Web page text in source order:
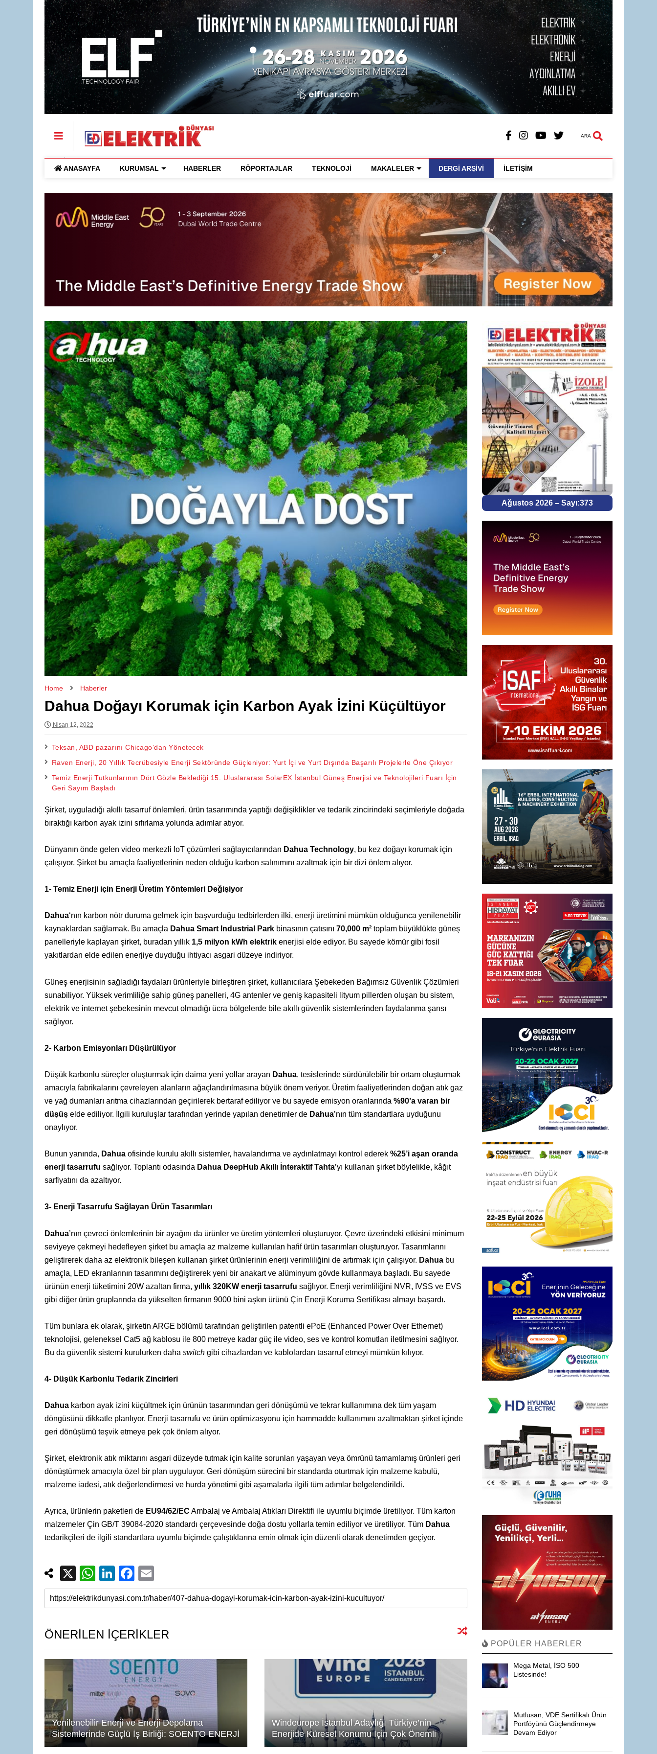
ARA
ANASAYFA KURUMSAL HABERLER RÖPORTAJLAR TEKNOLOJİ MAKALELER DERGİ ARŞİVİ İLETİŞİM
Home Haberler
Dahua Doğayı Korumak için Karbon Ayak İzini Küçültüyor
Nisan 12, 2022
Teksan, ABD pazarını Chicago’dan Yönetecek
Raven Enerji, 20 Yıllık Tecrübesiyle Enerji Sektöründe Güçleniyor: Yurt İçi ve Yurt Dışında Başarılı Projelerle Öne Çıkıyor
Temiz Enerji Tutkunlarının Dört Gözle Beklediği 15. Uluslararası SolarEX İstanbul Güneş Enerjisi ve Teknolojileri Fuarı İçin
Geri Sayım Başladı
Şirket, uyguladığı akıllı tasarruf önlemleri, ürün tasarımında yaptığı değişiklikler ve tedarik zincirindeki seçimleriyle doğada
bıraktığı karbon ayak izini sıfırlama yolunda adımlar atıyor.
Dünyanın önde gelen video merkezli IoT çözümleri sağlayıcılarından Dahua Technology, bu kez doğayı korumak için
çalışıyor. Şirket bu amaçla faaliyetlerinin neden olduğu karbon salınımını azaltmak için bir dizi önlem alıyor.
1- Temiz Enerji için Enerji Üretim Yöntemleri Değişiyor
Dahua‘nın karbon nötr duruma gelmek için başvurduğu tedbirlerden ilki, enerji üretimini mümkün olduğunca yenilenebilir
kaynaklardan sağlamak. Bu amaçla Dahua Smart Industrial Parkbinasının çatısını 70,000 m²toplam büyüklükte güneş
panelleriyle kaplayan şirket, buradan yıllık 1,5 milyon kWh elektrikenerjisi elde ediyor. Bu sayede kömür gibi fosil
yakıtlardan elde edilen enerjiye duyduğu ihtiyacı asgari düzeye indiriyor.
Güneş enerjisinin sağladığı faydaları ürünleriyle birleştiren şirket, kullanıcılara Şebekeden Bağımsız Güvenlik Çözümleri
sunabiliyor. Yüksek verimliliğe sahip güneş panelleri, 4G antenler ve geniş kapasiteli lityum pillerden oluşan bu sistem,
elektrik ve internet şebekesinin mevcut olmadığı ücra bölgelerde bile akıllı güvenlik sistemlerinden faydalanma şansı
sağlıyor.
2- Karbon Emisyonları Düşürülüyor
Düşük karbonlu süreçler oluşturmak için daima yeni yollar arayan Dahua, tesislerinde sürdürülebilir bir ortam oluşturmak
amacıyla fabrikalarını çevreleyen alanların ağaçlandırılmasına büyük önem veriyor. Üretim faaliyetlerinden doğan atık gaz
ve yağ dumanları arıtma cihazlarından geçirilerek bertaraf ediliyor ve bu sayede emisyon oranlarında %90’a varan bir
düşüşelde ediliyor. İlgili kuruluşlar tarafından yerinde yapılan denetimler de Dahua’nın tüm standartlara uyduğunu
onaylıyor.
Bunun yanında, Dahuaofisinde kurulu akıllı sistemler, havalandırma ve aydınlatmayı kontrol ederek %25’i aşan oranda
enerji tasarrufu sağlıyor. Toplantı odasında Dahua DeepHub Akıllı İnteraktif Tahta’yı kullanan şirket böylelikle, kâğıt
sarfiyatını da azaltıyor.
3- Enerji Tasarrufu Sağlayan Ürün Tasarımları
Dahua’nın çevreci önlemlerinin bir ayağını da ürünler ve üretim yöntemleri oluşturuyor. Çevre üzerindeki etkisini minimum
seviyeye çekmeyi hedefleyen şirket bu amaçla az malzeme kullanılan hafif ürün tasarımları oluşturuyor. Tasarımlarını
geliştirerek daha az elektronik bileşen kullanan şirket ürünlerinin enerji verimliliğini de artırmak için çalışıyor. Dahuabu
amaçla, LED ekranlarının tasarımını değiştirerek yeni bir anakart ve alüminyum gövde kullanmaya başladı. Bu sayede
ürünün enerji tüketimini 20W azaltan firma, yıllık 320KW enerji tasarrufu sağlıyor. Enerji verimliliğini NVR, IVSS ve EVS
gibi diğer ürün gruplarında da yükselten firmanın 9000 bini aşkın ürünü Çin Enerji Koruma Sertifikası almayı başardı.
Tüm bunlara ek olarak, şirketin ARGE bölümü tarafından geliştirilen patentli ePoE (Enhanced Power Over Ethernet)
teknolojisi, geleneksel Cat5 ağ kablosu ile 800 metreye kadar güç ile video, ses ve kontrol komutları iletilmesini sağlıyor.
Bu da güvenlik sistemi kurulurken daha switch gibi cihazlardan ve kablolardan tasarruf etmeyi mümkün kılıyor.
4- Düşük Karbonlu Tedarik Zincirleri
Dahuakarbon ayak izini küçültmek için ürünün tasarımından geri dönüşümü ve tekrar kullanımına dek tüm yaşam
döngüsünü dikkatle planlıyor. Enerji tasarrufu ve ürün optimizasyonu için hammadde kullanımını azaltmaktan şirket içinde
geri dönüşümü teşvik etmeye pek çok önlem alıyor.
Şirket, elektronik atık miktarını asgari düzeyde tutmak için kalite sorunları yaşayan veya ömrünü tamamlamış ürünleri geri
dönüştürmek amacıyla özel bir plan uyguluyor. Geri dönüşüm sürecini bir standarda oturtmak için malzeme kabulü,
malzeme iadesi, atık değerlendirmesi ve hurda yönetimi gibi aşamalarla ilgili tüm adımlar belgelendirildi.
Ayrıca, ürünlerin paketleri de EU94/62/EC Ambalaj ve Ambalaj Atıkları Direktifi ile uyumlu biçimde üretiliyor. Tüm karton
malzemeler Çin GB/T 39084-2020 standardı çerçevesinde doğa dostu yollarla temin ediliyor ve üretiliyor. Tüm Dahua
tedarikçileri de ilgili standartlara uyumlu biçimde çalıştıklarına emin olmak için düzenli olarak denetimden geçiyor.
X
W
h
at
A
p
Li
n
k
dI
n
F
a
c
b
o
o
k
m
ail
ÖNERİLEN İÇERİKLER
Yenilenebilir Enerji ve Enerji Depolama
Sistemlerinde Güçlü İş Birliği: SOENTO ENERJİ
Windeurope İstanbul Adaylığı Türkiye’nin
Enerjide Küresel Konumu İçin Çok Önemli
Ağustos 2026 – Sayı:373
POPÜLER HABERLER
Mega Metal, İSO 500
Listesinde!
Mutlusan, VDE Sertifikalı Ürün
Portföyünü Güçlendirmeye
Devam Ediyor